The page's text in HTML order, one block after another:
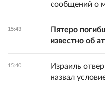
сообщений о
15:43
Пятеро
известно об
15:40
Израиль
назвал